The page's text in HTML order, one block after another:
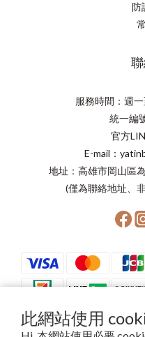
此網站使用
防
服務時間：週
統一編
官方
E-mail：
地址：高雄市岡山區
(僅為聯絡地址、